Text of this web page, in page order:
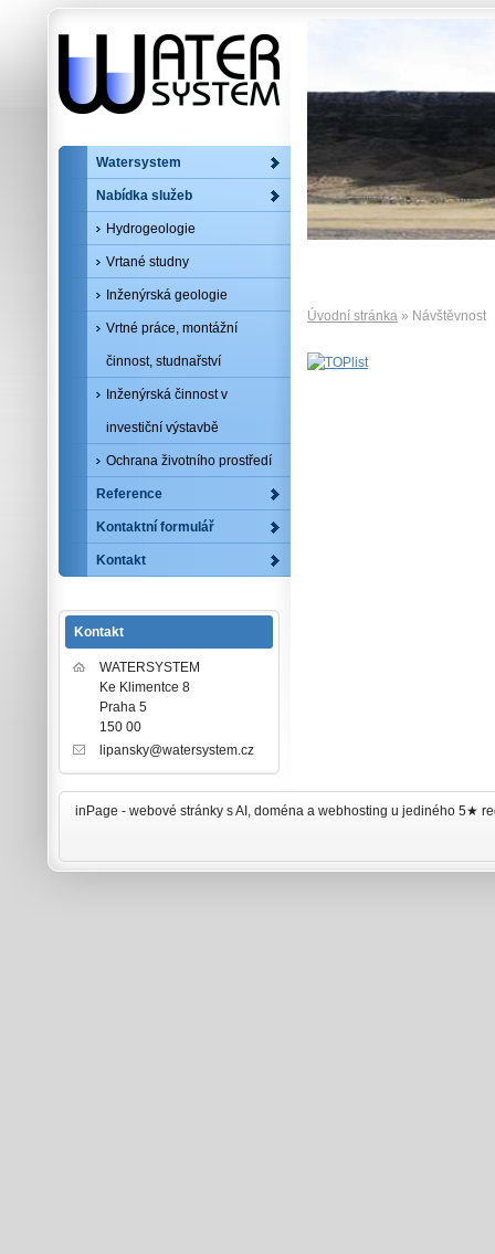
Úvodní stránka » Návštěvnost
Watersystem
Nabídka služeb
Hydrogeologie
Vrtané studny
Inženýrská geologie
Vrtné práce, montážní
činnost, studnařství
Inženýrská činnost v
investiční výstavbě
Ochrana životního prostředí
Reference
Kontaktní formulář
Kontakt
Kontakt
WATERSYSTEM
Ke Klimentce 8
Praha 5
150 00
lipansky@watersystem.cz
inPage - webové stránky s AI, doména a webhosting u jediného 5★